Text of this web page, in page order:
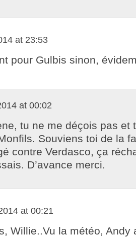
at 23:53
pour Gulbis sinon,
at 00:02
tu ne me déçois pas et
Souviens toi de la
contre Verdasco, ça
D’avance merci.
at 00:21
Willie..Vu la météo, Andy